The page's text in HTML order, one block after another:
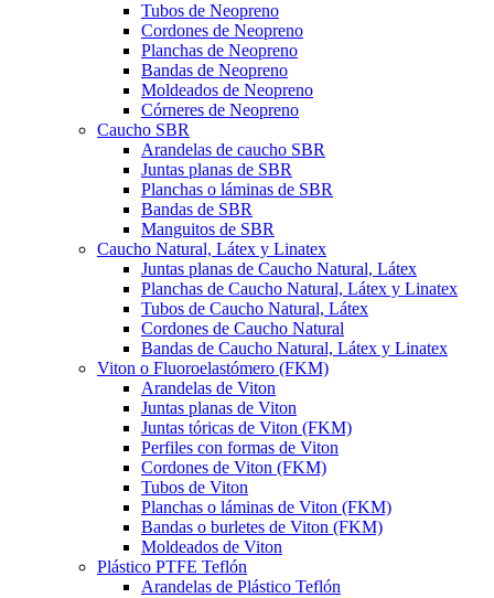
Tubos de Neopreno
Cordones de Neopreno
Planchas de Neopreno
Bandas de Neopreno
Moldeados de Neopreno
Córneres de Neopreno
Caucho SBR
Arandelas de caucho SBR
Juntas planas de SBR
Planchas o láminas de SBR
Bandas de SBR
Manguitos de SBR
Caucho Natural, Látex y Linatex
Juntas planas de Caucho Natural, Látex
Planchas de Caucho Natural, Látex y Linatex
Tubos de Caucho Natural, Látex
Cordones de Caucho Natural
Bandas de Caucho Natural, Látex y Linatex
Viton o Fluoroelastómero (FKM)
Arandelas de Viton
Juntas planas de Viton
Juntas tóricas de Viton (FKM)
Perfiles con formas de Viton
Cordones de Viton (FKM)
Tubos de Viton
Planchas o láminas de Viton (FKM)
Bandas o burletes de Viton (FKM)
Moldeados de Viton
Plástico PTFE Teflón
Arandelas de Plástico Teflón